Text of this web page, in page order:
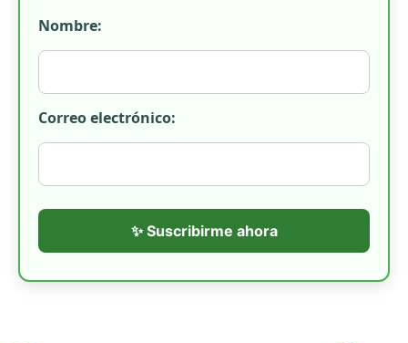
Nombre:
Correo electrónico:
✨ Suscribirme ahora